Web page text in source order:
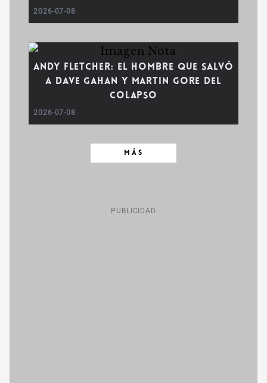
2026-07-08
Andy Fletcher: El hombre que salvó
a Dave Gahan y Martin Gore del
colapso
2026-07-08
MÁS
PUBLICIDAD